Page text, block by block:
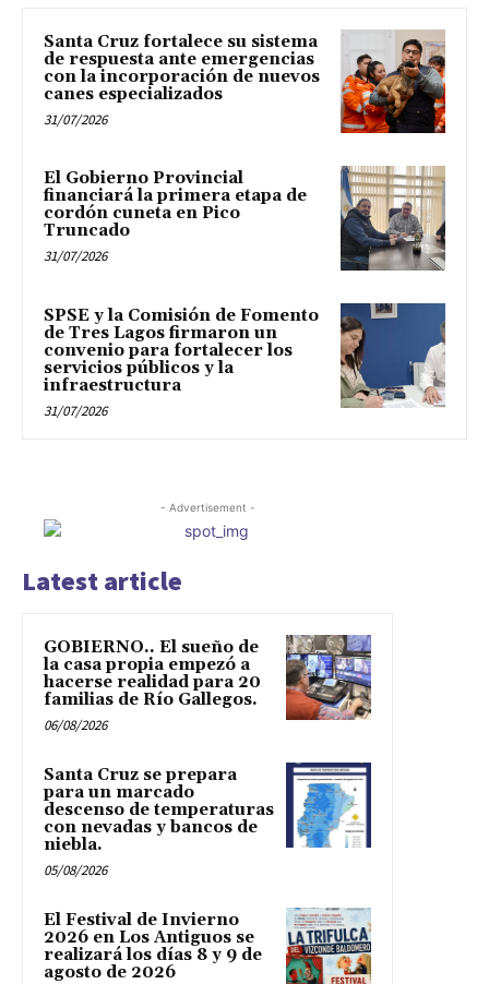
Santa Cruz fortalece su sistema
de respuesta ante emergencias
con la incorporación de nuevos
canes especializados
31/07/2026
El Gobierno Provincial
financiará la primera etapa de
cordón cuneta en Pico
Truncado
31/07/2026
SPSE y la Comisión de Fomento
de Tres Lagos firmaron un
convenio para fortalecer los
servicios públicos y la
infraestructura
31/07/2026
- Advertisement -
Latest article
GOBIERNO.. El sueño de
la casa propia empezó a
hacerse realidad para 20
familias de Río Gallegos.
06/08/2026
Santa Cruz se prepara
para un marcado
descenso de temperaturas
con nevadas y bancos de
niebla.
05/08/2026
El Festival de Invierno
2026 en Los Antiguos se
realizará los días 8 y 9 de
agosto de 2026